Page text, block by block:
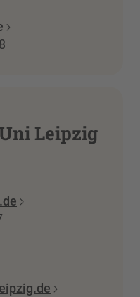
Leipzig